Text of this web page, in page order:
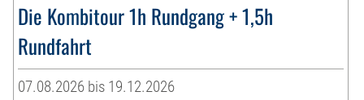
Die Kombitour 1h Rundgang + 1,5h
Rundfahrt
07.08.2026 bis 19.12.2026